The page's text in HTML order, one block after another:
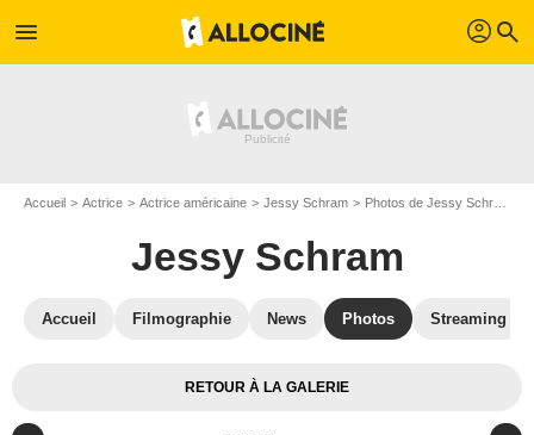
menu profil search
Accueil Actrice Actrice américaine Jessy Schram Photos de Jessy Schram
Jessy Schram
Accueil Filmographie News Photos Streaming
RETOUR À LA GALERIE